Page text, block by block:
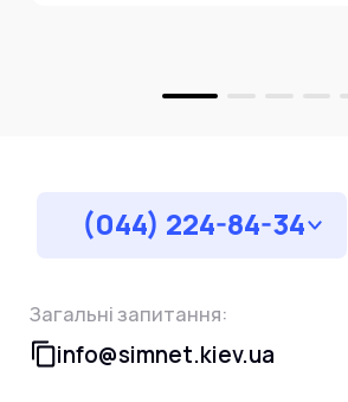
(044) 224-84-34
Загальні запитання:
info@simnet.kiev.ua